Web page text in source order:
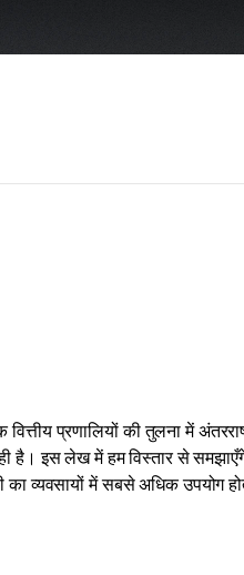
प्रणालियों की तुलना में
है। इस लेख में हम विस्तार से
व्यवसायों में सबसे अधिक उपयोग